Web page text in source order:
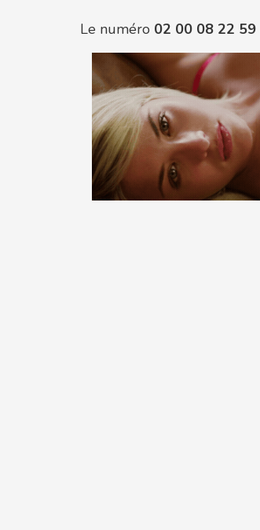
Le numéro 02 00 08 22 59